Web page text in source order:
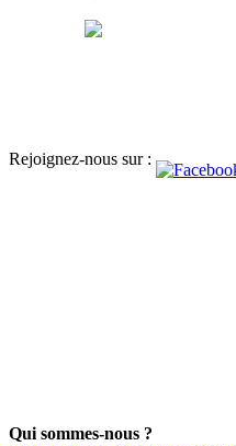
Rejoignez-nous sur :
Qui sommes-nous ?